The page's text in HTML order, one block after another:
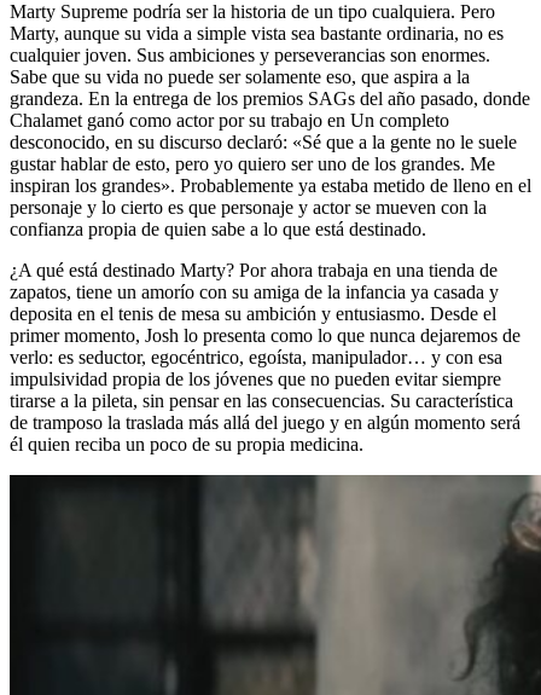
Marty Supreme podría ser la historia de un tipo cualquiera. Pero
Marty, aunque su vida a simple vista sea bastante ordinaria, no es
cualquier joven. Sus ambiciones y perseverancias son enormes.
Sabe que su vida no puede ser solamente eso, que aspira a la
grandeza. En la entrega de los premios SAGs del año pasado, donde
Chalamet ganó como actor por su trabajo en Un completo
desconocido, en su discurso declaró: «Sé que a la gente no le suele
gustar hablar de esto, pero yo quiero ser uno de los grandes. Me
inspiran los grandes». Probablemente ya estaba metido de lleno en el
personaje y lo cierto es que personaje y actor se mueven con la
confianza propia de quien sabe a lo que está destinado.
¿A qué está destinado Marty? Por ahora trabaja en una tienda de
zapatos, tiene un amorío con su amiga de la infancia ya casada y
deposita en el tenis de mesa su ambición y entusiasmo. Desde el
primer momento, Josh lo presenta como lo que nunca dejaremos de
verlo: es seductor, egocéntrico, egoísta, manipulador… y con esa
impulsividad propia de los jóvenes que no pueden evitar siempre
tirarse a la pileta, sin pensar en las consecuencias. Su característica
de tramposo la traslada más allá del juego y en algún momento será
él quien reciba un poco de su propia medicina.